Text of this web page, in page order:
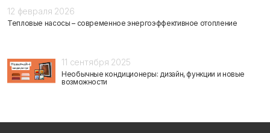
12 февраля 2026
Тепловые насосы – современное энергоэффективное отопление
11 сентября 2025
Необычные кондиционеры: дизайн, функции и новые
возможности